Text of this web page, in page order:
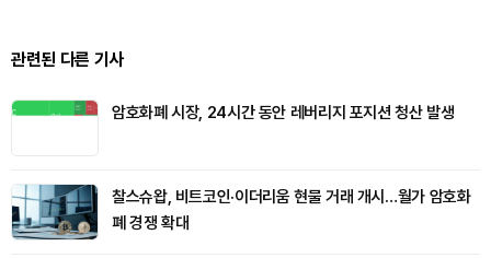
관련된 다른 기사
암호화폐 시장, 24시간 동안 레버리지 포지션 청산 발생
찰스슈왑, 비트코인·이더리움 현물 거래 개시…월가 암호화
폐 경쟁 확대